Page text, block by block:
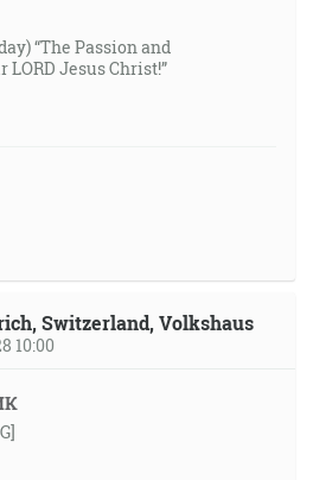
s Pánom. [1Te 4:17]
“The Passion and
Jesus Christ!”
Switzerland, Volkshaus
10:00